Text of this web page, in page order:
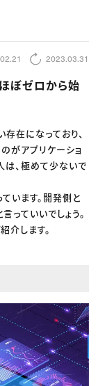
2023.03.31
ぼゼロから始
在になっており、
がアプリケーショ
は、極めて少ないで
います。開発側と
っていいでしょう。
介します。